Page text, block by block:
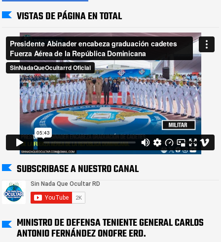
VISTAS DE PÁGINA EN TOTAL
SUBSCRIBASE A NUESTRO CANAL
MINISTRO DE DEFENSA TENIENTE GENERAL CARLOS
ANTONIO FERNÁNDEZ ONOFRE ERD.